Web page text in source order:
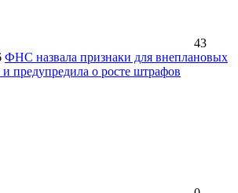
43
ФНС назвала признаки для внеплановых
и предупредила о росте штрафов